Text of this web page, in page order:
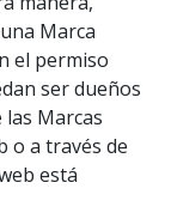
Marca
el permiso
ser dueños
las Marcas
o a través de
está